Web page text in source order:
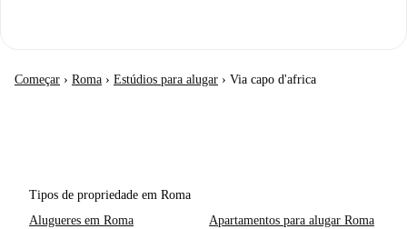
Começar › Roma › Estúdios para alugar › Via capo d'africa
Tipos de propriedade em Roma
Alugueres em Roma
Apartamentos para alugar Roma